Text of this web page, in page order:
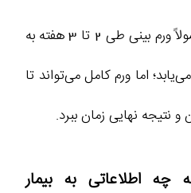
بعد از عمل بینی مردانه، معمولاً ورم بینی طی 2 تا 3 هفته به
اما ورم کامل می‌تواند تا
چه اطلاعاتی به بیمار